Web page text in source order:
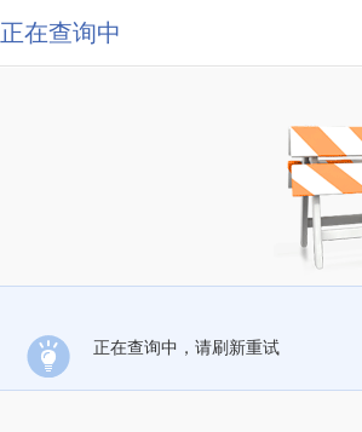
正在查询中
正在查询中，请刷新重试